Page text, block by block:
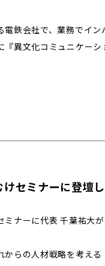
電鉄会社で、業務でイ
『異文化コミュニケー
セミナーに登壇
ナーに代表 千葉祐大が
からの人材戦略を考え